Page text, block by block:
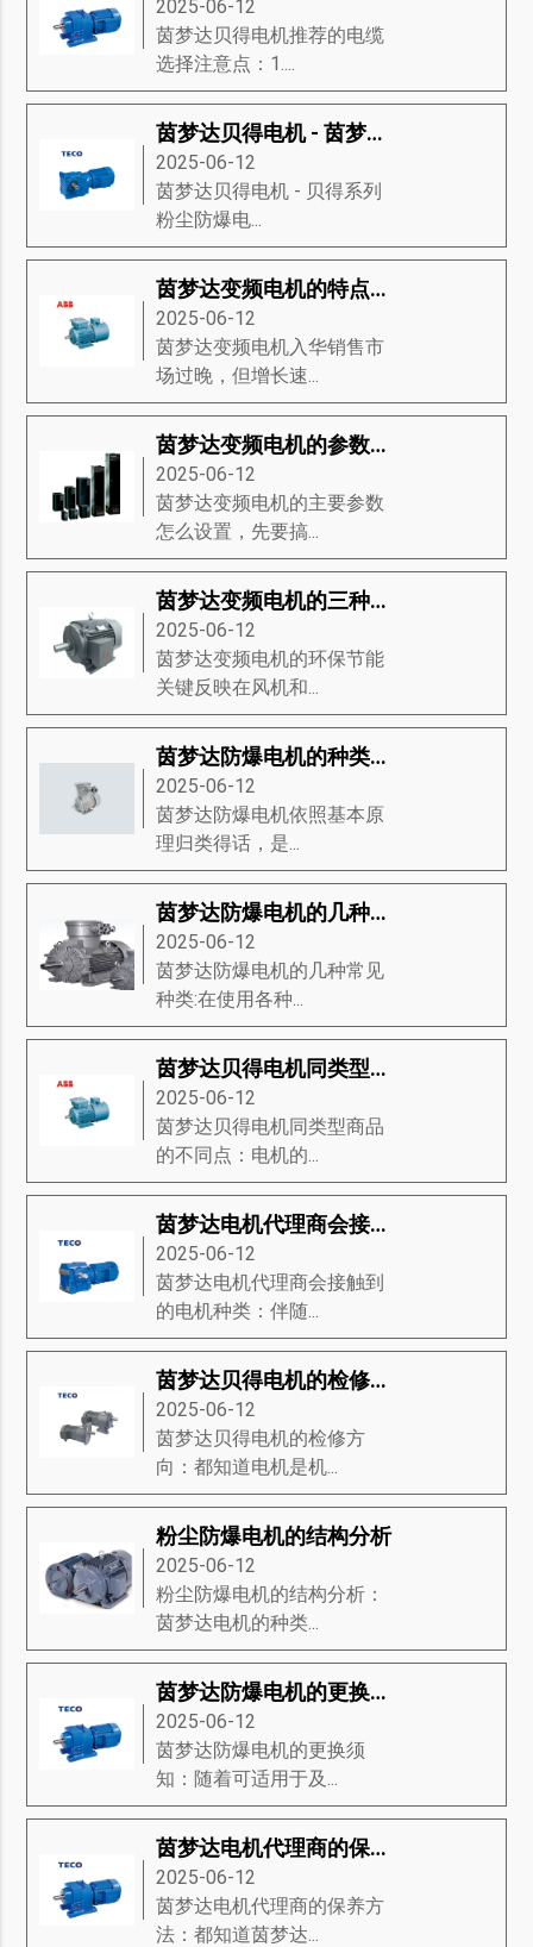
2025-06-12
茵梦达贝得电机推荐的电缆
选择注意点：1....
茵梦达贝得电机 - 茵梦达粉尘防爆电动机
2025-06-12
茵梦达贝得电机​ - 贝得系列
粉尘防爆电...
茵梦达变频电机的特点及维修
2025-06-12
茵梦达变频电机入华销售市
场过晚，但增长速...
茵梦达变频电机的参数该如何设置？
2025-06-12
茵梦达变频电机的主要参数
怎么设置，先要搞...
茵梦达变频电机的三种基础分类
2025-06-12
茵梦达变频电机的环保节能
关键反映在风机和...
茵梦达防爆电机的种类有哪些？茵梦达防爆电机的维修方式有哪些？
2025-06-12
茵梦达防爆电机​依照基本原
理归类得话，是...
茵梦达防爆电机的几种常见种类
2025-06-12
茵梦达防爆电机的几种常见
种类:在使用各种...
茵梦达贝得电机同类型商品的不同点
2025-06-12
茵梦达贝得电机同类型商品
的不同点：电机的...
茵梦达电机代理商会接触到的电机种类
2025-06-12
茵梦达电机代理商会接触到
的电机种类：伴随...
茵梦达贝得电机的检修方向
2025-06-12
茵梦达贝得电机的检修方
向：都知道电机是机...
粉尘防爆电机的结构分析
2025-06-12
粉尘防爆电机的结构分析：
茵梦达电机的种类...
茵梦达防爆电机的更换须知
2025-06-12
茵梦达防爆电机的更换须
知：随着可适用于及...
茵梦达电机代理商的保养方法
2025-06-12
茵梦达电机代理商的保养方
法：都知道茵梦达...